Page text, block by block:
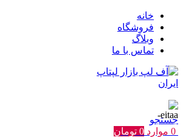
خانه
فروشگاه
وبلاگ
تماس با ما
جستجو
0 موارد 0 تومان